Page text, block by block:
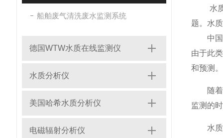
船舶废气清洗废水监测系统
德国WTW水质在线监测仪
水质分析仪
美国哈希水质分析仪
电磁辐射分析仪
水质分
题。水
中国目
由于此
和预测
随着科
监测的
水质监